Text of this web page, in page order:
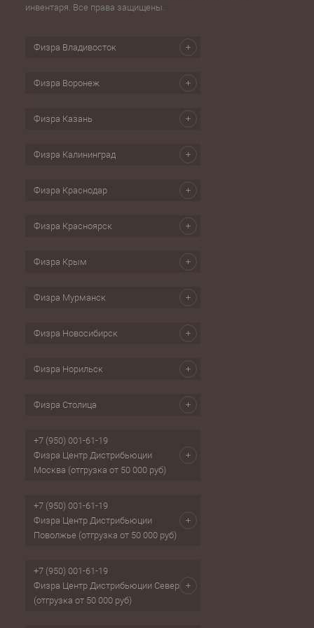
инвентаря. Все права защищены.
Физра Владивосток
Физра Воронеж
Физра Казань
Физра Калининград
Физра Краснодар
Физра Красноярск
Физра Крым
Физра Мурманск
Физра Новосибирск
Физра Норильск
Физра Столица
+7 (950) 001-61-19
Физра Центр Дистрибьюции
Москва (отгрузка от 50 000 руб)
+7 (950) 001-61-19
Физра Центр Дистрибьюции
Поволжье (отгрузка от 50 000 руб)
+7 (950) 001-61-19
Физра Центр Дистрибьюции Север
(отгрузка от 50 000 руб)